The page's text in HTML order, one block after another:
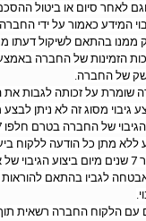
לאחר סיום או ביטול
המידע כאמור על ידי
ממנו בהתאם לשיקול דעתו
הזמינות של החברה
של החברה.
שומרת על זכותה לגבות את
גיבוי מסוג זה לא ניתן
ללא מתן כל הודעה ללקוח
המצוי בדיסקים לאחר 7 שנים מיום ביצוע
לגביו בהתאם להוראות